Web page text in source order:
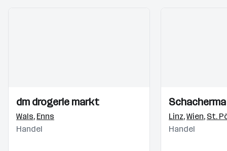
Videos
Einblicke
Einblicke
dm drogerie markt
Wals, Enns
Handel
Videos
Einblicke
Einblicke
Linz,Wien, St.
Handel